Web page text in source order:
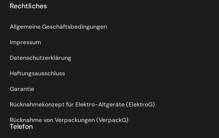
Rechtliches
Allgemeine Geschäftsbedingungen
Impressum
Datenschutzerklärung
Haftungsausschluss
Garantie
Rücknahmekonzept für Elektro-Altgeräte (ElektroG)
Rücknahme von Verpackungen (VerpackG)
Telefon